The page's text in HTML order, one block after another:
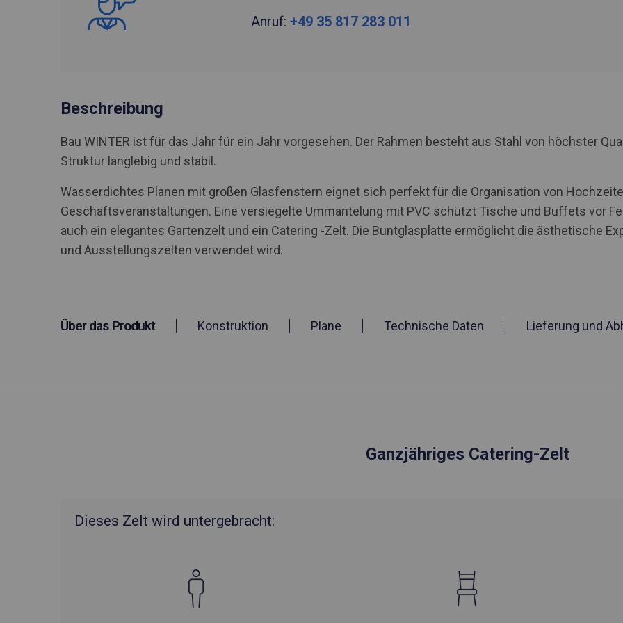
Anruf: +49 35 817 283 011
Beschreibung
Bau WINTER ist für das Jahr für ein Jahr vorgesehen. Der Rahmen besteht aus Stahl von höchster
Struktur langlebig und stabil.
Wasserdichtes Planen mit großen Glasfenstern eignet sich perfekt für die Organisation von
Geschäftsveranstaltungen. Eine versiegelte Ummantelung mit PVC schützt Tische und Buffets vor
auch ein elegantes Gartenzelt und ein Catering -Zelt. Die Buntglasplatte ermöglicht die ästhetische
und Ausstellungszelten verwendet wird.
Über das Produkt Konstruktion Plane Technische Daten Lieferung und
Ganzjähriges Catering-Zelt
Dieses Zelt wird untergebracht: